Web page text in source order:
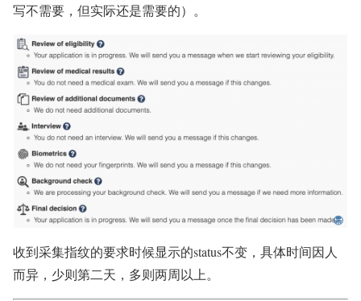
写不需要，但实际还是需要的）。
收到采集指纹的要求时候显示的status不变，具体时间因人
而异，少则第二天，多则两周以上。